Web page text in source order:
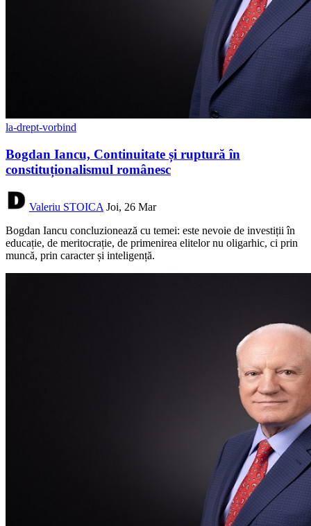
la-drept-vorbind
Bogdan Iancu, Continuitate și ruptură în
constituționalismul românesc
Valeriu STOICA Joi, 26 Mar
Bogdan Iancu concluzionează cu temei: este nevoie de investiții în
educație, de meritocrație, de primenirea elitelor nu oligarhic, ci prin
muncă, prin caracter și inteligență.